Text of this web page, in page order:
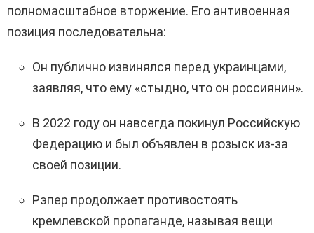
полномасштабное вторжение. Его антивоенная
позиция последовательна:
Он публично извинялся перед украинцами,
заявляя, что ему «стыдно, что он россиянин».
В 2022 году он навсегда покинул Российскую
Федерацию и был объявлен в розыск из-за
своей позиции.
Рэпер продолжает противостоять
кремлевской пропаганде, называя вещи